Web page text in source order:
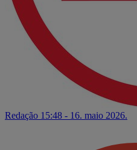
Redação 15:48 - 16. maio 2026.